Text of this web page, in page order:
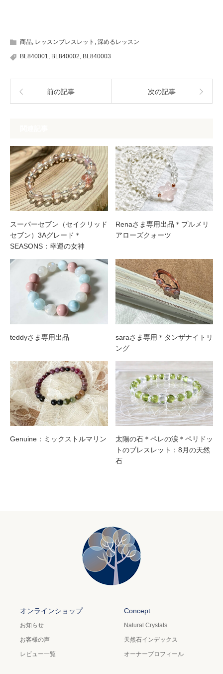
商品 レッスンブレスレット 深めるレッスン
BL840001 BL840002 BL840003
前の記事 次の記事
スーパーセブン（セイクリッド
セブン）3Aグレード＊
SEASONS：幸運の女神
Renaさま専用出品＊プルメリ
アローズクォーツ
teddyさま専用出品
saraさま専用＊タンザナイトリ
ング
Genuine：ミックストルマリン
太陽の石＊ペレの涙＊ペリドッ
トのブレスレット：8月の天然
石
オンラインショップ
お知らせ
お客様の声
レビュー一覧
Concept
Natural Crystals
天然石インデックス
オーナープロフィール